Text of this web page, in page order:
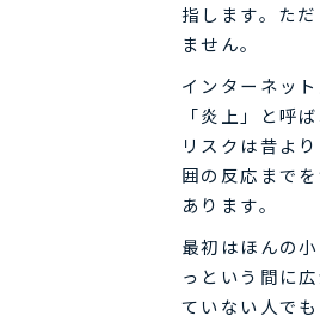
指します。た
ません。
インターネッ
「炎上」と呼
リスクは昔よ
囲の反応まで
あります。
最初はほんの
っという間に
ていない人で